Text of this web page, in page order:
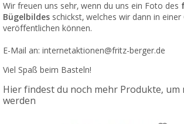
Wir freuen uns sehr, wenn du uns ein Foto des
Bügelbildes schickst, welches wir dann in einer
veröffentlichen können.
E-Mail an: internetaktionen@fritz-berger.de
Viel Spaß beim Basteln!
Hier findest du noch mehr Produkte, um
werden